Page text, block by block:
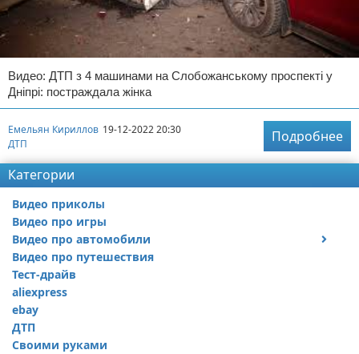
Видео: ДТП з 4 машинами на Слобожанському проспекті у
Дніпрі: постраждала жінка
Емельян Кириллов 19-12-2022 20:30
ДТП
Подробнее
Категории
Видео приколы
Видео про игры
Видео про автомобили
Ремонт автомобиля
Видео про путешествия
Тест-драйв
aliexpress
ebay
ДТП
Своими руками